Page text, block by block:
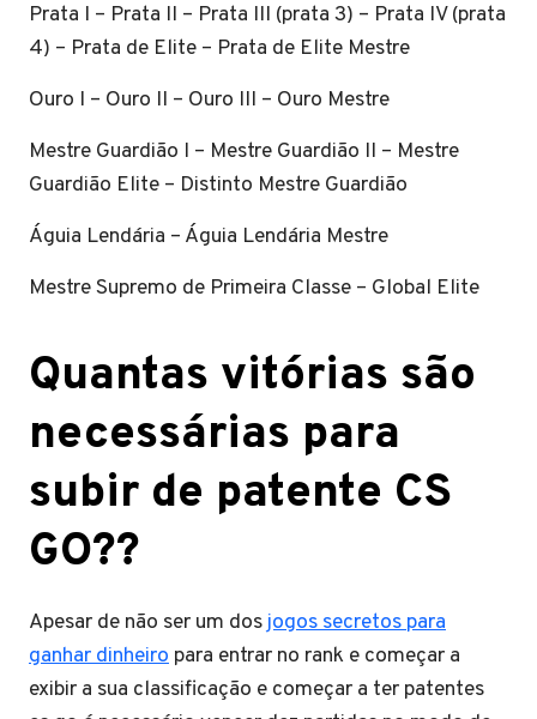
Prata I – Prata II – Prata III (prata 3) – Prata IV (prata
4) – Prata de Elite – Prata de Elite Mestre
Ouro I – Ouro II – Ouro III – Ouro Mestre
Mestre Guardião I – Mestre Guardião II – Mestre
Guardião Elite – Distinto Mestre Guardião
Águia Lendária – Águia Lendária Mestre
Mestre Supremo de Primeira Classe – Global Elite
Quantas vitórias são
necessárias para
subir de patente CS
GO??
Apesar de não ser um dosjogos secretos para
ganhar dinheiro para entrar no rank e começar a
exibir a sua classificação e começar a ter patentes